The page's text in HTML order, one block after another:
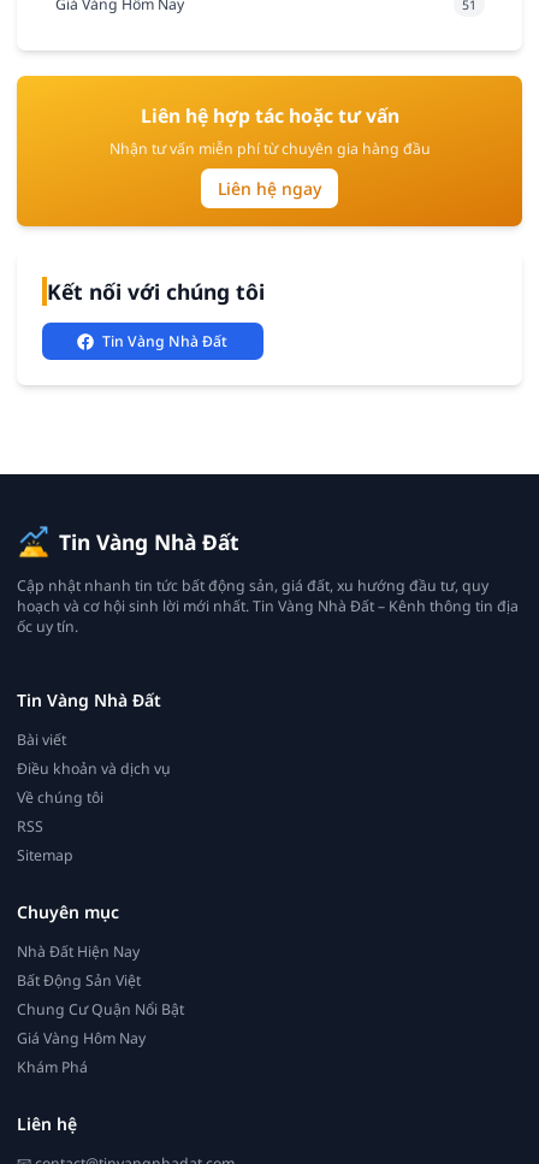
Giá Vàng Hôm Nay 51
Liên hệ hợp tác hoặc tư vấn
Nhận tư vấn miễn phí từ chuyên gia hàng đầu
Liên hệ ngay
Kết nối với chúng tôi
Tin Vàng Nhà Đất
Tin Vàng Nhà Đất
Cập nhật nhanh tin tức bất động sản, giá đất, xu hướng đầu tư, quy
hoạch và cơ hội sinh lời mới nhất. Tin Vàng Nhà Đất – Kênh thông tin địa
ốc uy tín.
Tin Vàng Nhà Đất
Bài viết
Điều khoản và dịch vụ
Về chúng tôi
RSS
Sitemap
Chuyên mục
Nhà Đất Hiện Nay
Bất Động Sản Việt
Chung Cư Quận Nổi Bật
Giá Vàng Hôm Nay
Khám Phá
Liên hệ